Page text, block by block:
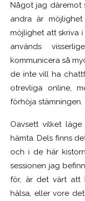
Något jag däremot
andra är
möjlighet att skriva
används
kommunicera så
de inte vill ha
otrevliga online,
förhöja stämningen.
Oavsett vilket
hämta. Dels finns
och i de här
sessionen jag
för, är det värt att
hälsa, eller vore